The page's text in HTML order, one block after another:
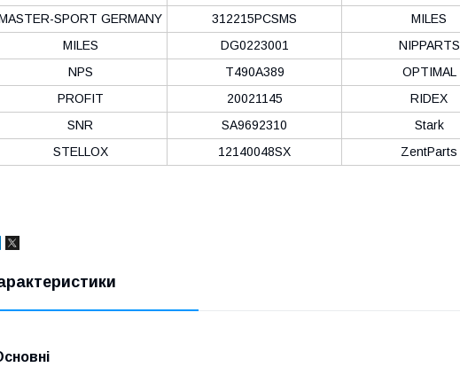
SPORT GERMANY
312215PCSMS MILES
MILES
DG0223001 NIPPARTS
NPS
T490A389 OPTIMAL
PROFIT
20021145 RIDEX
SNR
SA9692310 Stark
STELLOX
12140048SX ZentParts